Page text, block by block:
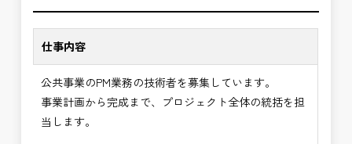
✅PM業務の魅力
意思決定に関与できる
・技術だけでなく経営・事業視点のマネジメント力
が身につく
・大規模公共事業の中核を担うハイクラス技術者と
✅「仕事のやりがい」と「賃金」のバランスを大切
に致します。
⭐＝＝お祝い金100,000円＝＝⭐
※お祝い金の支給条件は、入社より3ヶ月経過され
た方が対象となります。
その他支給条件の詳細については、問い合わせくだ
仕事内容
公共事業のPM業務の技術者を募集しています。
事業計画から完成まで、プロジェクト全体の統括を担
当します。